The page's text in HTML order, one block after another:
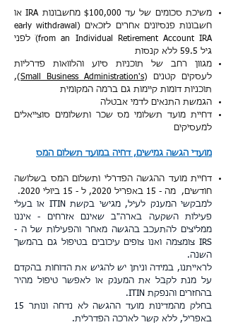
משיכת סכומים של עד $100,000 מחשבונות IRA או
חשבונות פנסיונים אחרים לזכאים ( early withdrawal
from an Individual Retirement Account IRA)ׂ לפני
גיל 59.5 ללא קנסות
מגוון רחב של תוכניות סיוע והלוואות פדרליות
לעסקים קטנים (Small Business Administration's
),
תוכניות דומות קיימות גם ברמה המקומית
הגמשת התנאים לדמי אבטלה
דחיית מועד תשלומי מס שכר ותשלומים סוצייאלים
למעסיקים
מועדי הגשה גמישים, דחיה במועד תשלום המס
דחיית מועד ההגשה הפדרלי ותשלום המס בשלושה
חודשים, מה - 15 באפריל 2020, ל - 15 ביולי 2020.
למבקשי המענק לעיל, מגישי בקשת ITIN או בעלי
פעילות השקעה בארה"ב שאינם אזרחים - איננו
ממליצים להתעכב בהגשה מאחר והפעילות של ה -
IRS צומצמה ואנו צופים עיכובים בטיפול גם בהמשך
השנה.
לראייתנו, במידה וניתן יש להגיש את הדוחות בהקדם
על מנת לקבל את המענק או לאפשר טיפול מהיר
בהחזרים והנפקת ITIN.
בחלק מהמדינות מועד ההגשה לא נדחה ונותר 15
באפריל, ללא קשר לארכה הפדרלית.